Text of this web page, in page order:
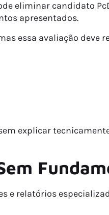
eliminar candidato
apresentados.
essa avaliação deve
explicar
e relatórios